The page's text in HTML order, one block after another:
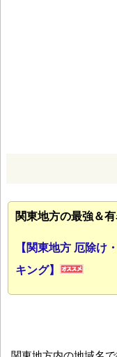
関東地方の最強＆
【関東地方 厄除け
キング】